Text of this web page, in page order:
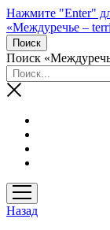
Нажмите "Enter"
«Междуречье –
Поиск
Поиск
открыть
меню
Назад